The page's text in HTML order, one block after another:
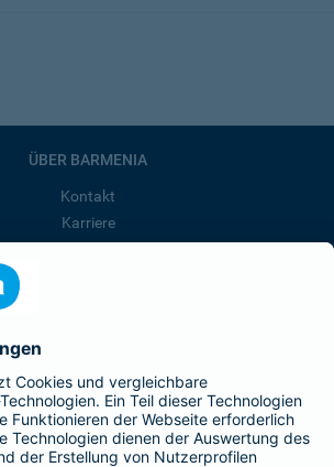
ÜBER BARMENIA
Kontakt
Karriere
ist Teil der BarmeniaGothaer
BELIEBTE SEITEN
Zusatzversicherung